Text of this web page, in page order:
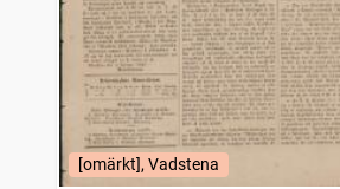
[omärkt], Vadstena